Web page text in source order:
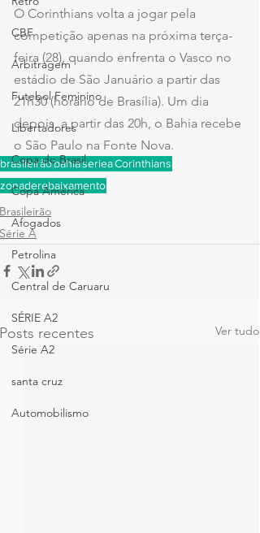
CBF
Arbitragem
Futebol Feminino
Libertadores
Copa do Brasil
Copa América
Afogados
Petrolina
Central de Caruaru
SÉRIE A2
Série A2
santa cruz
Automobilismo
O Corinthians volta a jogar pela
competição apenas na próxima terça-
feira (28), quando enfrenta o Vasco no
estádio de São Januário a partir das
21h30 (horário de Brasília). Um dia
depois, a partir das 20h, o Bahia recebe
o São Paulo na Fonte Nova.
brasileirãobahiaserieaCorinthians
zonaderebaixamento
Brasileirão
Série A
Posts recentes Ver tudo